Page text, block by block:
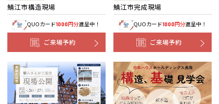
鯖江市構造現場
QUOカード1000円分進呈中！
ご来場予約
鯖江市完成現場
QUOカード1000円分進呈中！
ご来場予約